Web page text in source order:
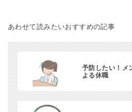
あわせて読みたいおすすめの記事
予防したい！メ
よる休職